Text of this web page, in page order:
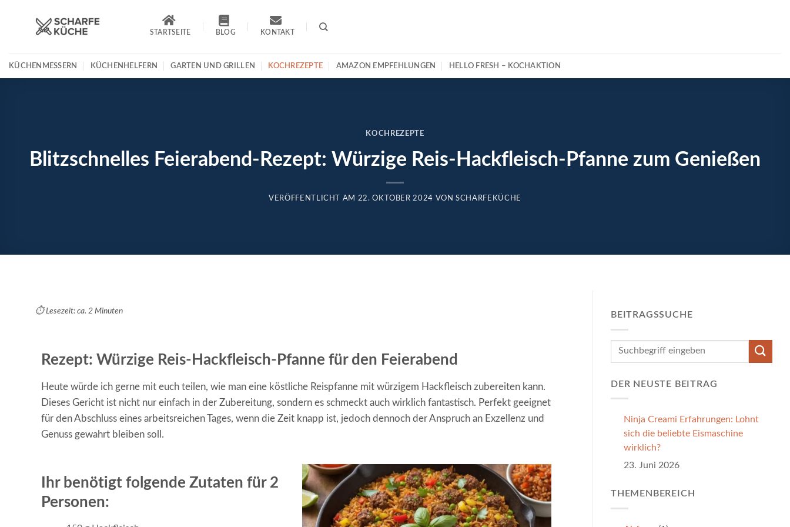
STARTSEITE BLOG KONTAKT
KÜCHENMESSERN KÜCHENHELFERN GARTEN UND GRILLEN KOCHREZEPTE AMAZON EMPFEHLUNGEN HELLO FRESH – KOCHAKTION
KOCHREZEPTE
Blitzschnelles Feierabend-Rezept: Würzige Reis-Hackfleisch-Pfanne zum Genießen
VERÖFFENTLICHT AM 22. OKTOBER 2024 VONSCHARFEKÜCHE
⏱️ Lesezeit: ca. 2 Minuten
Rezept: Würzige Reis-Hackfleisch-Pfanne für den Feierabend
Heute würde ich gerne mit euch teilen, wie man eine köstliche Reispfanne mit würzigem Hackfleisch zubereiten kann.
Dieses Gericht ist nicht nur einfach in der Zubereitung, sondern es schmeckt auch wirklich fantastisch. Perfekt geeignet
für den Abschluss eines arbeitsreichen Tages, wenn die Zeit knapp ist, jedoch dennoch der Anspruch an Exzellenz und
Genuss gewahrt bleiben soll.
Ihr benötigt folgende Zutaten für 2
Personen:
BEITRAGSSUCHE
DER NEUSTE BEITRAG
Ninja Creami Erfahrungen: Lohnt
sich die beliebte Eismaschine
wirklich?
23. Juni 2026
THEMENBEREICH